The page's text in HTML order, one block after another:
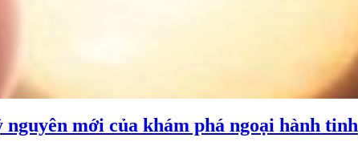
mới của khám phá ngoại hành tinh